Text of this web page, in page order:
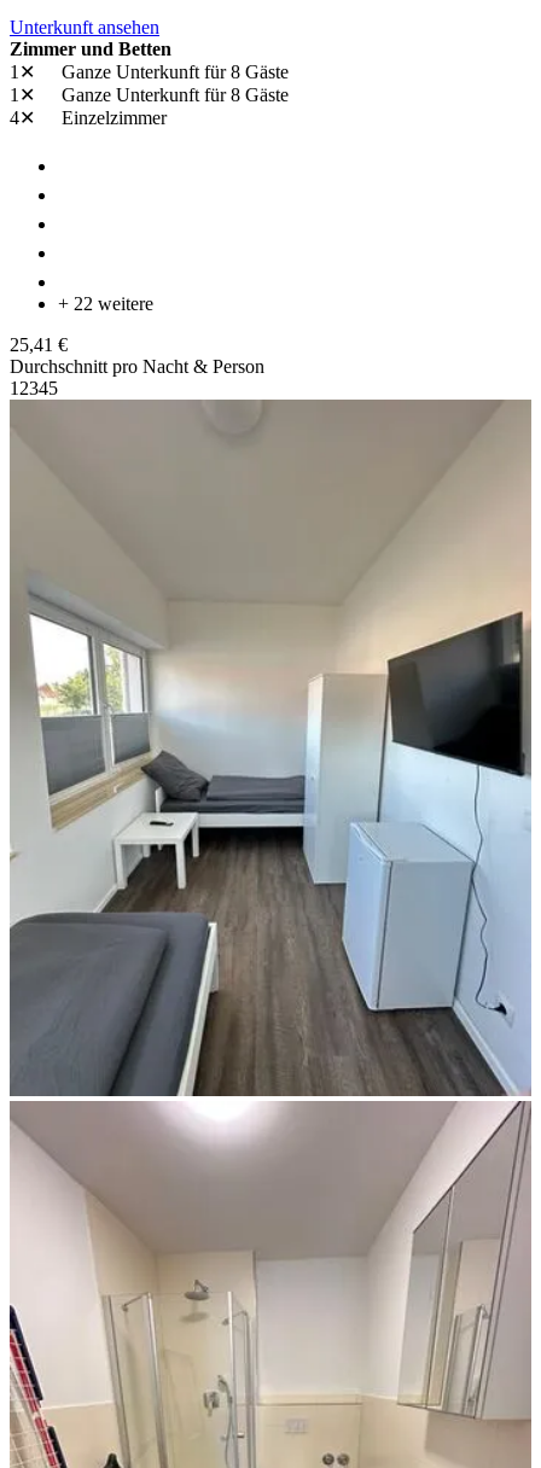
Unterkunft ansehen
Zimmer und Betten
1✕
Ganze Unterkunft für 8 Gäste
1✕
Ganze Unterkunft für 8 Gäste
4✕
Einzelzimmer
+ 22 weitere
25,41 €
Durchschnitt pro Nacht & Person
1 2345